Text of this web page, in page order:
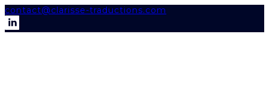
contact@clarisse-traductions.com